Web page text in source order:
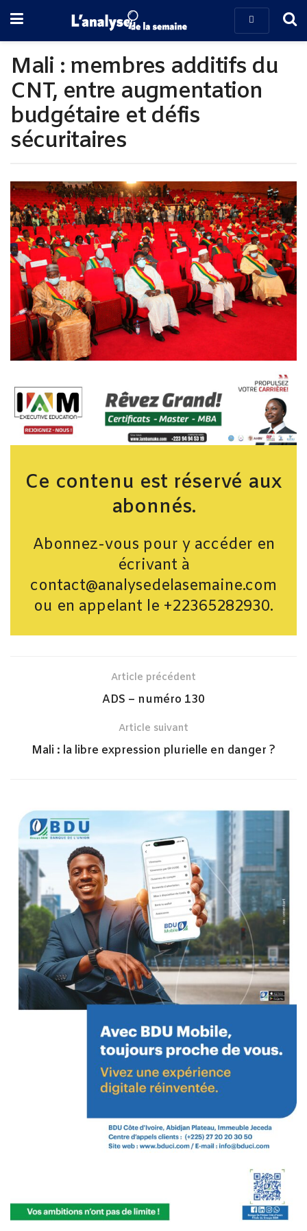
Mali : membres additifs du
CNT, entre augmentation
budgétaire et défis
sécuritaires
Ce contenu est réservé aux
abonnés.
Abonnez-vous pour y accéder en
écrivant à
contact@analysedelasemaine.com
ou en appelant le +22365282930.
Article précédent
ADS – numéro 130
Article suivant
Mali : la libre expression plurielle en danger ?